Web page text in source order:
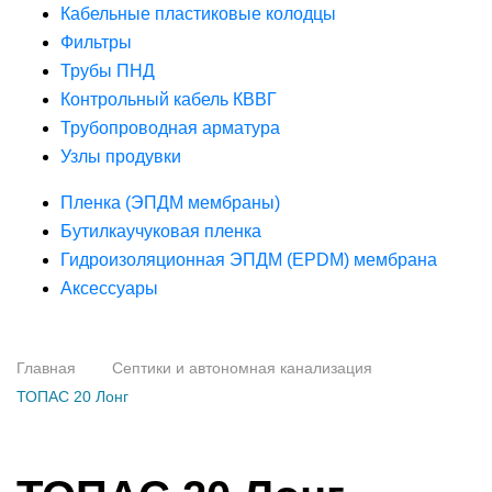
Кабельные пластиковые колодцы
Фильтры
Трубы ПНД
Контрольный кабель КВВГ
Трубопроводная арматура
Узлы продувки
Пленка (ЭПДМ мембраны)
Бутилкаучуковая пленка
Гидроизоляционная ЭПДМ (EPDM) мембрана
Аксессуары
Главная
Септики и автономная канализация
ТОПАС 20 Лонг